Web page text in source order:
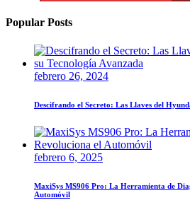
Popular Posts
febrero 26, 2024
Descifrando el Secreto: Las Llaves del
febrero 6, 2025
MaxiSys MS906 Pro: La Herramienta de
Automóvil